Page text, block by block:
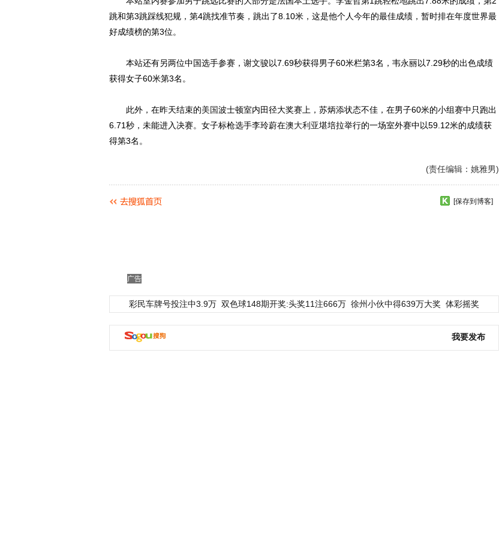
跳和第3跳踩线犯规，第4跳找准节奏，跳出了8.10米，这是他个人今年的最佳成绩，暂时排在年度世界最
好成绩榜的第3位。
本站还有另两位中国选手参赛，谢文骏以7.69秒获得男子60米栏第3名，韦永丽以7.29秒的出色成绩
获得女子60米第3名。
此外，在昨天结束的美国波士顿室内田径大奖赛上，苏炳添状态不佳，在男子60米的小组赛中只跑出
6.71秒，未能进入决赛。女子标枪选手李玲蔚在澳大利亚堪培拉举行的一场室外赛中以59.12米的成绩获
得第3名。
(责任编辑：姚雅男)
[保存到博客]
广告
彩民车牌号投注中3.9万 双色球148期开奖:头奖11注666万 徐州小伙中得639万大奖 体彩摇奖
我要发布